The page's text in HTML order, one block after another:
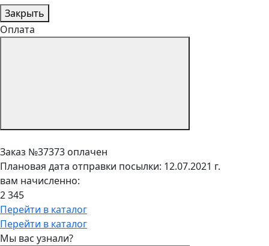
Закрыть
Оплата
Заказ №37373 оплачен
Плановая дата отправки посылки: 12.07.2021 г.
вам начисленно:
2 345
Перейти в каталог
Перейти в каталог
Мы вас узнали?